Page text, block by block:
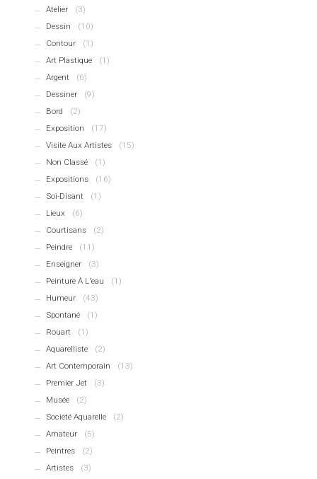
Atelier
(3)
Dessin
(10)
Contour
(1)
Art Plastique
(1)
Argent
(6)
Dessiner
(9)
Bord
(2)
Exposition
(17)
Visite Aux Artistes
(15)
Non Classé
(1)
Expositions
(16)
Soi-Disant
(1)
Lieux
(6)
Courtisans
(2)
Peindre
(11)
Enseigner
(3)
Peinture À L'eau
(1)
Humeur
(43)
Spontané
(1)
Rouart
(1)
Aquarelliste
(2)
Art Contemporain
(13)
Premier Jet
(3)
Musée
(2)
Société Aquarelle
(2)
Amateur
(5)
Peintres
(2)
Artistes
(3)